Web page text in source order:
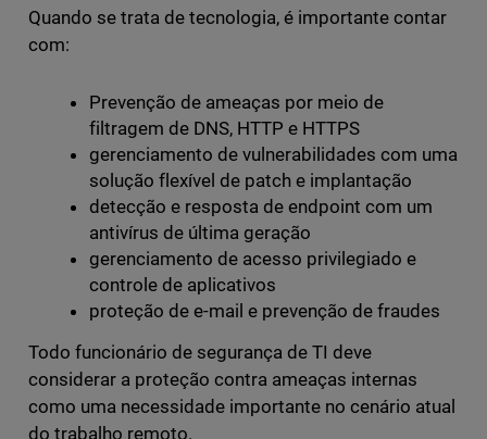
Quando se trata de tecnologia, é importante contar
com:
Prevenção de ameaças por meio de
filtragem de DNS, HTTP e HTTPS
gerenciamento de vulnerabilidades com uma
solução flexível de patch e implantação
detecção e resposta de endpoint com um
antivírus de última geração
gerenciamento de acesso privilegiado e
controle de aplicativos
proteção de e-mail e prevenção de fraudes
Todo funcionário de segurança de TI deve
considerar a proteção contra ameaças internas
como uma necessidade importante no cenário atual
do trabalho remoto.